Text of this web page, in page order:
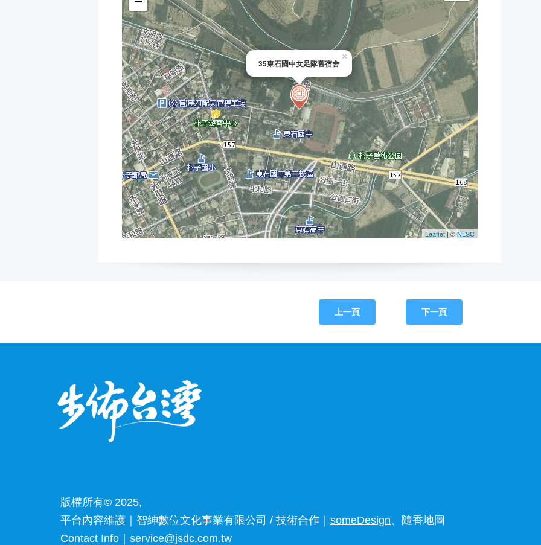
上一頁 下一頁
版權所有© 2025,
平台內容維護｜智紳數位文化事業有限公司 / 技術合作｜ someDesign、隨香地圖
Contact Info｜service@jsdc.com.tw